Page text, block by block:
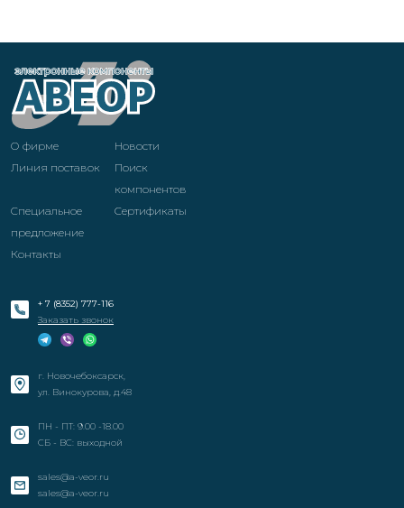
О фирме
Новости
Линия поставок
Поиск
компонентов
Специальное
предложение
Cертификаты
Контакты
+ 7 (8352) 777-116
Заказать звонок
г. Новочебоксарск,
ул. Винокурова, д.48
ПН - ПТ: 9.00 -18.00
СБ - ВС: выходной
sales@a-veor.ru
sales@a-veor.ru